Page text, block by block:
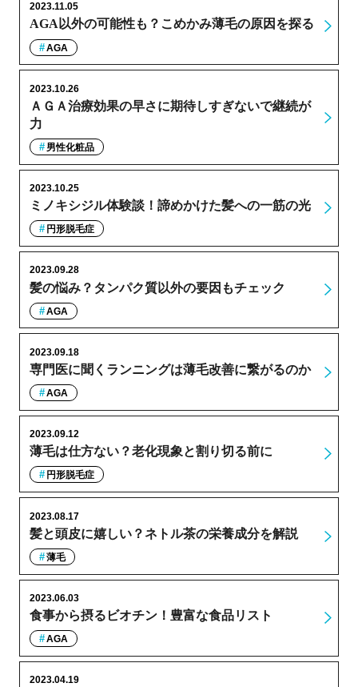
AGA以外の可能性も？こめかみ薄毛の原因を探る
2023.11.05
AGA
ＡＧＡ治療効果の早さに期待しすぎないで継続が
力
2023.10.26
男性化粧品
ミノキシジル体験談！諦めかけた髪への一筋の光
2023.10.25
円形脱毛症
髪の悩み？タンパク質以外の要因もチェック
2023.09.28
AGA
専門医に聞くランニングは薄毛改善に繋がるのか
2023.09.18
AGA
薄毛は仕方ない？老化現象と割り切る前に
2023.09.12
円形脱毛症
髪と頭皮に嬉しい？ネトル茶の栄養成分を解説
2023.08.17
薄毛
食事から摂るビオチン！豊富な食品リスト
2023.06.03
AGA
2023.04.19